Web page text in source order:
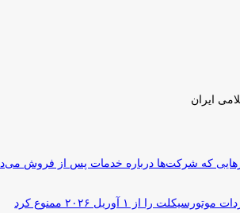
ایران
که شرکت‌ها درباره خدمات پس از فروش
از ۱ آوریل ۲۰۲۶ ممنوع کرد